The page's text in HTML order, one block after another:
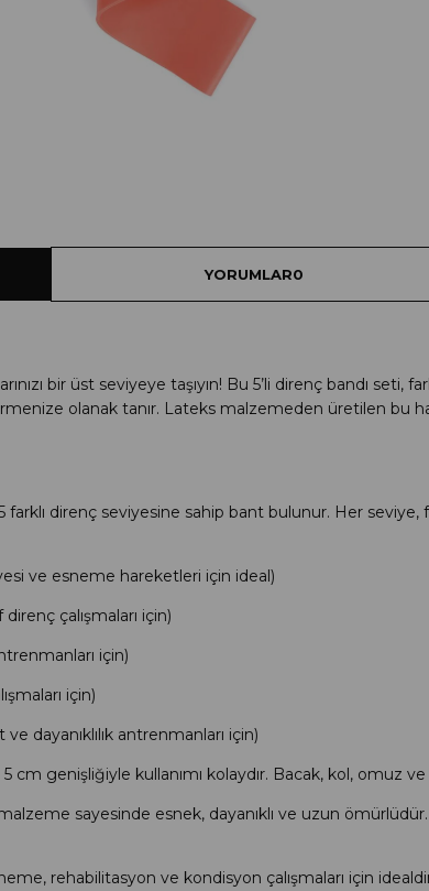
YORUMLAR0
bir üst seviyeye taşıyın! Bu 5’li direnç bandı seti,
olanak tanır. Lateks malzemeden üretilen bu
direnç seviyesine sahip bant bulunur. Her seviye,
ve esneme hareketleri için ideal)
çalışmaları için)
için)
için)
dayanıklılık antrenmanları için)
genişliğiyle kullanımı kolaydır. Bacak, kol, omuz ve
sayesinde esnek, dayanıklı ve uzun
rehabilitasyon ve kondisyon çalışmaları için